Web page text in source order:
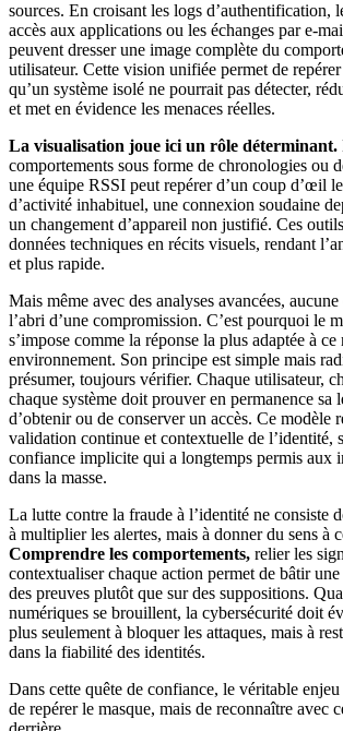
sources. En croisant les logs d’authentification,
accès aux applications ou les échanges par e-
peuvent dresser une image complète du
utilisateur. Cette vision unifiée permet de
qu’un système isolé ne pourrait pas détecter,
et met en évidence les menaces réelles.
La visualisation joue ici un rôle déterminant.
comportements sous forme de chronologies ou
une équipe RSSI peut repérer d’un coup d’œil
d’activité inhabituel, une connexion soudaine
un changement d’appareil non justifié. Ces
données techniques en récits visuels, rendant
et plus rapide.
Mais même avec des analyses avancées,
l’abri d’une compromission. C’est pourquoi le
s’impose comme la réponse la plus adaptée à ce
environnement. Son principe est simple mais
présumer, toujours vérifier. Chaque utilisateur,
chaque système doit prouver en permanence sa
d’obtenir ou de conserver un accès. Ce modèle
validation continue et contextuelle de l’identité,
confiance implicite qui a longtemps permis aux
dans la masse.
La lutte contre la fraude à l’identité ne consiste
à multiplier les alertes, mais à donner du sens à
Comprendre les comportements, relier les
contextualiser chaque action permet de bâtir
des preuves plutôt que sur des suppositions.
numériques se brouillent, la cybersécurité doit
plus seulement à bloquer les attaques, mais à
dans la fiabilité des identités.
Dans cette quête de confiance, le véritable enjeu
de repérer le masque, mais de reconnaître avec